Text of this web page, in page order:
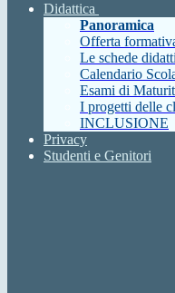
Didattica
Panoramica
Offerta
Le schede
Calendario
Esami di
I progetti delle
INCLUSIONE
Privacy
Studenti e Genitori